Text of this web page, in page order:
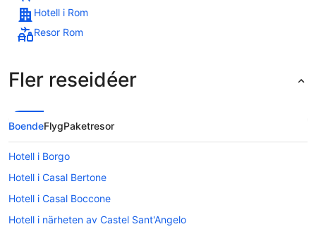
Hotell i Rom
Resor Rom
Fler reseidéer
BoendeFlygPaketresor
Hotell i Borgo
Hotell i Casal Bertone
Hotell i Casal Boccone
Hotell i närheten av Castel Sant'Angelo